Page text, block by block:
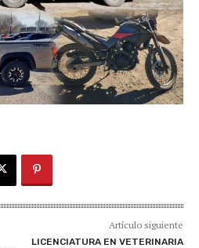
Artículo siguiente
LICENCIATURA EN VETERINARIA